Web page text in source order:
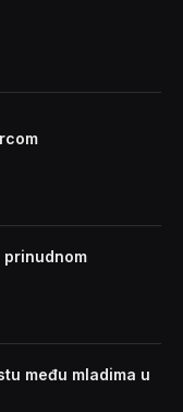
prinudnom
među mladima u